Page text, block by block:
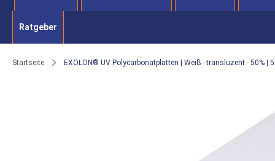
Ratgeber
Startseite EXOLON® UV Polycarbonatplatten | Weiß - transluzent - 50% |